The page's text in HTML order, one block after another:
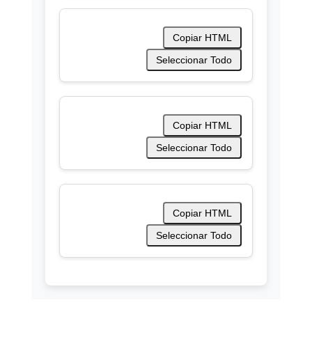
Copiar HTML
Seleccionar Todo
Copiar HTML
Seleccionar Todo
Copiar HTML
Seleccionar Todo